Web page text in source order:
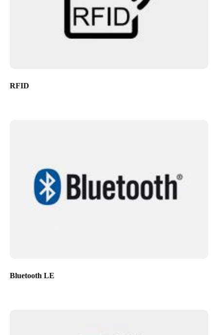
RFID
Bluetooth LE